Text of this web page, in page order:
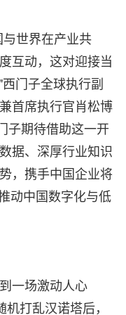
世界在产业共
互动，这对迎接当
门子全球执行副
首席执行官肖松博
子期待借助这一开
据、深厚行业知识
，携手中国企业将
动中国数字化与低
一场激动人心
打乱汉诺塔后，